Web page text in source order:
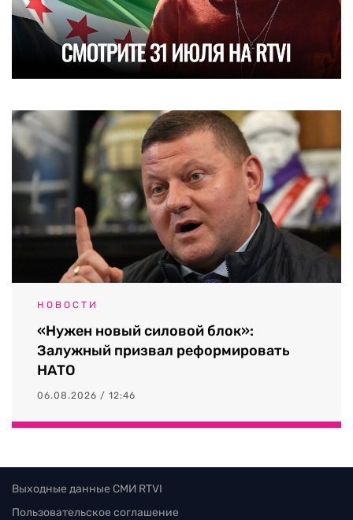
НОВОСТИ
«Нужен новый силовой блок»:
Залужный призвал реформировать
НАТО
06.08.2026 / 12:46
Выходные данные СМИ RTVI
Пользовательское соглашение